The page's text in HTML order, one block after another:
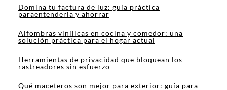
Domina tu factura de luz: guía práctica
paraentenderla y ahorrar
Alfombras vinílicas en cocina y comedor: una
solución práctica para el hogar actual
Herramientas de privacidad que bloquean los
rastreadores sin esfuerzo
Qué maceteros son mejor para exterior: guía para